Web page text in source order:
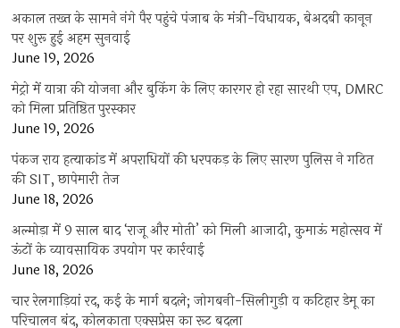
अकाल तख्त के सामने नंगे पैर पहुंचे पंजाब के मंत्री-विधायक, बेअदबी कानून
पर शुरू हुई अहम सुनवाई
June 19, 2026
मेट्रो में यात्रा की योजना और बुकिंग के लिए कारगर हो रहा सारथी एप, DMRC
को मिला प्रतिष्ठित पुरस्कार
June 19, 2026
पंकज राय हत्याकांड में अपराधियों की धरपकड़ के लिए सारण पुलिस ने गठित
की SIT, छापेमारी तेज
June 18, 2026
अल्मोड़ा में 9 साल बाद ‘राजू और मोती’ को मिली आजादी, कुमाऊं महोत्सव में
ऊंटों के व्यावसायिक उपयोग पर कार्रवाई
June 18, 2026
चार रेलगाड़ियां रद, कई के मार्ग बदले; जोगबनी-सिलीगुड़ी व कटिहार डेमू का
परिचालन बंद, कोलकाता एक्सप्रेस का रूट बदला